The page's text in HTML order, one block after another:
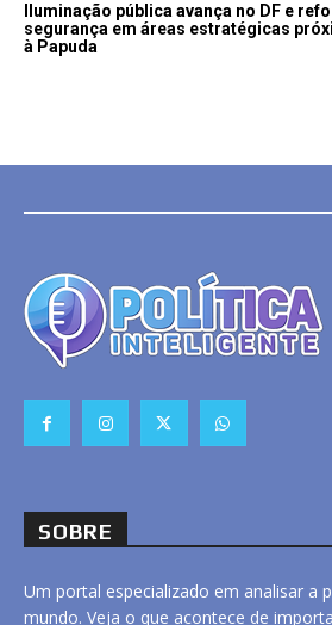
Iluminação pública avança no DF e
segurança em áreas estratégicas
à Papuda
SOBRE
Um portal especializado em analisar a
mundo. Veja o que acontece de